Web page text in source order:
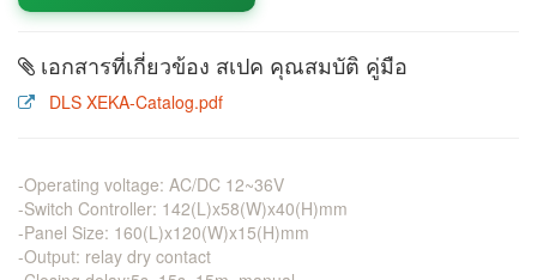
เอกสารที่เกี่ยวข้อง สเปค คุณสมบัติ คู่มือ
DLS XEKA-Catalog.pdf
-Operating voltage: AC/DC 12~36V
-Switch Controller: 142(L)x58(W)x40(H)mm
-Panel Size: 160(L)x120(W)x15(H)mm
-Output: relay dry contact